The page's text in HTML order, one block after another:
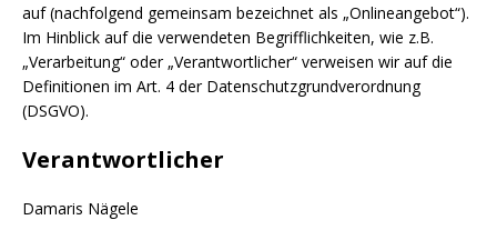
auf (nachfolgend gemeinsam bezeichnet als „Onlineangebot“).
Im Hinblick auf die verwendeten Begrifflichkeiten, wie z.B.
„Verarbeitung“ oder „Verantwortlicher“ verweisen wir auf die
Definitionen im Art. 4 der Datenschutzgrundverordnung
(DSGVO).
Verantwortlicher
Damaris Nägele